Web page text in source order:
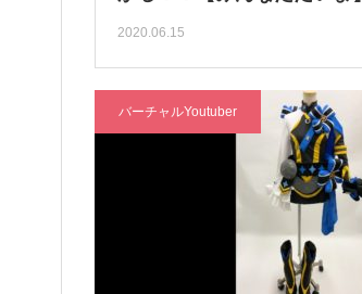
2020.06.15
バーチャルYoutuber